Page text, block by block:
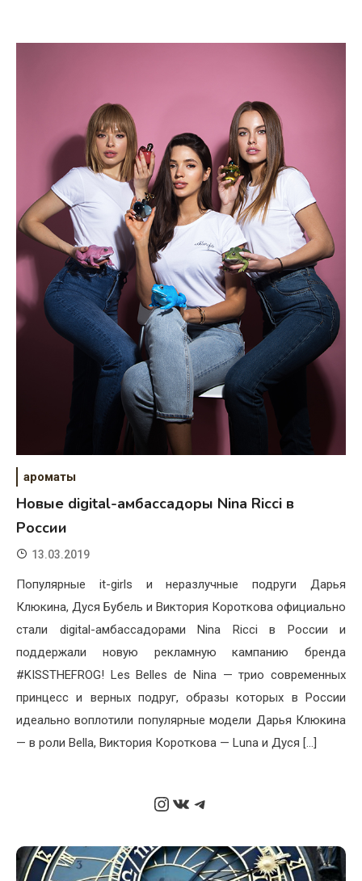
ароматы
Новые digital-амбассадоры Nina Ricci в
России
13.03.2019
Популярные it-girls и неразлучные подруги Дарья
Клюкина, Дуся Бубель и Виктория Короткова официально
стали digital-амбассадорами Nina Ricci в России и
поддержали новую рекламную кампанию бренда
#KISSTHEFROG! Les Belles de Nina — трио современных
принцесс и верных подруг, образы которых в России
идеально воплотили популярные модели Дарья Клюкина
— в роли Bella, Виктория Короткова — Luna и Дуся […]
Instagram
ВКонтакте
Telegram